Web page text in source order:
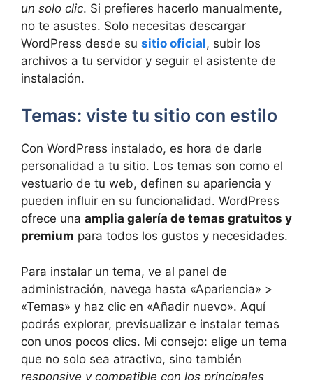
un solo clic. Si prefieres hacerlo manualmente,
no te asustes. Solo necesitas descargar
WordPress desde su sitio oficial, subir los
archivos a tu servidor y seguir el asistente de
instalación.
Temas: viste tu sitio con estilo
Con WordPress instalado, es hora de darle
personalidad a tu sitio. Los temas son como el
vestuario de tu web, definen su apariencia y
pueden influir en su funcionalidad. WordPress
ofrece una amplia galería de temas gratuitos y
premium para todos los gustos y necesidades.
Para instalar un tema, ve al panel de
administración, navega hasta «Apariencia» >
«Temas» y haz clic en «Añadir nuevo». Aquí
podrás explorar, previsualizar e instalar temas
con unos pocos clics. Mi consejo: elige un tema
que no solo sea atractivo, sino también
responsive y compatible con los principales